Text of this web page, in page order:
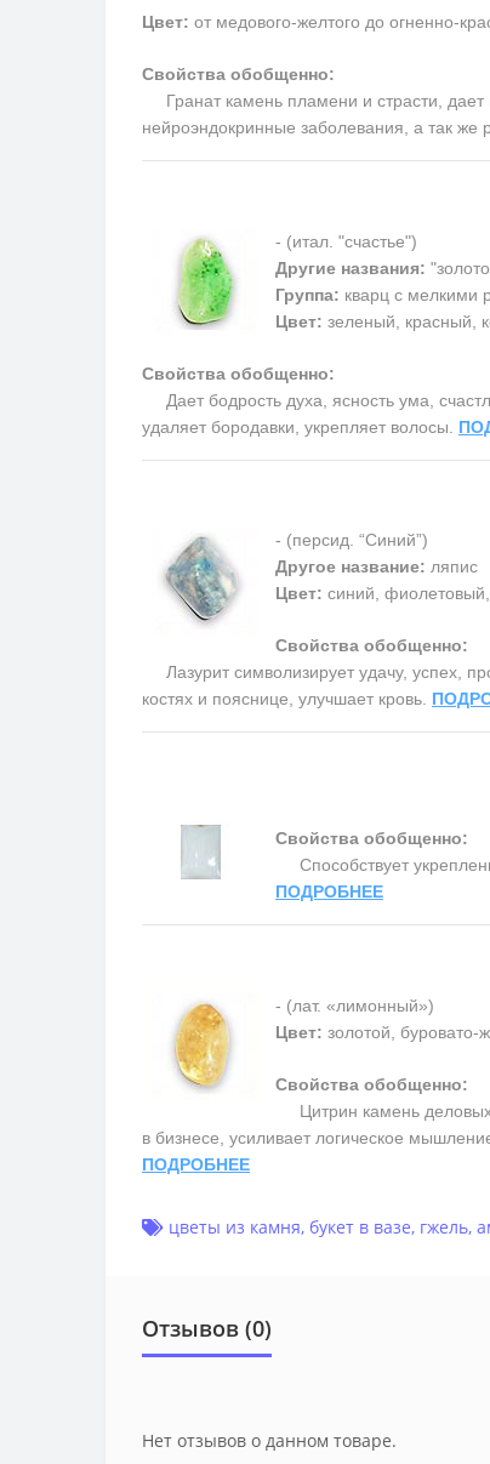
Цвет: от медового-желтого до огненно-
Свойства обобщенно:
Гранат камень пламени и страсти, дает
нейроэндокринные заболевания, а так же
- (итал. "счастье")
Другие названия:
Группа: кварц с мелкими
Цвет: зеленый, красный,
Свойства обобщенно:
Дает бодрость духа, ясность ума,
удаляет бородавки, укрепляет волосы.
- (персид. “Синий”)
Другое название: ляпис
Цвет: синий,
Свойства обобщенно:
Лазурит символизирует удачу, успех,
костях и пояснице, улучшает кровь.
Свойства обобщенно:
Способствует
ПОДРОБНЕЕ
- (лат. «лимонный»)
Цвет: золотой, буровато-
Свойства обобщенно:
Цитрин камень деловых
в бизнесе, усиливает логическое
ПОДРОБНЕЕ
цветы из камня, букет в вазе, гжель,
Отзывов (0)
Нет отзывов о данном товаре.